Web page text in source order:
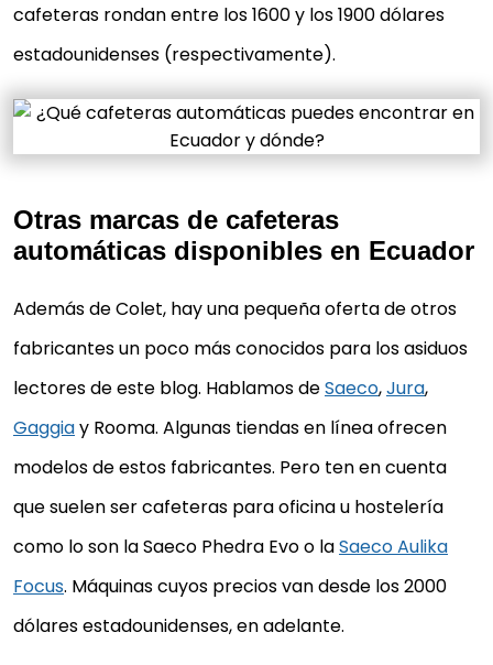
cafeteras rondan entre los 1600 y los 1900 dólares
estadounidenses (respectivamente).
Otras marcas de cafeteras
automáticas disponibles en Ecuador
Además de Colet, hay una pequeña oferta de otros
fabricantes un poco más conocidos para los asiduos
lectores de este blog. Hablamos deSaeco,Jura,
Gaggiay Rooma. Algunas tiendas en línea ofrecen
modelos de estos fabricantes. Pero ten en cuenta
que suelen ser cafeteras para oficina u hostelería
como lo son la Saeco Phedra Evo o laSaeco Aulika
Focus. Máquinas cuyos precios van desde los 2000
dólares estadounidenses, en adelante.